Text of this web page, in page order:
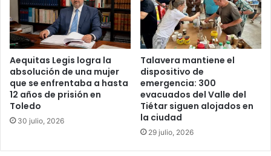
J
u
a
n
d
e
M
r
a
m
p
i
a
p
a
r
a
l
Aequitas Legis logra la
absolución de una mujer
que se enfrentaba a hasta
12 años de prisión en
Toledo
30 julio, 2026
Talavera mantiene el
dispositivo de
emergencia: 300
evacuados del Valle del
Tiétar siguen alojados en
la ciudad
29 julio, 2026